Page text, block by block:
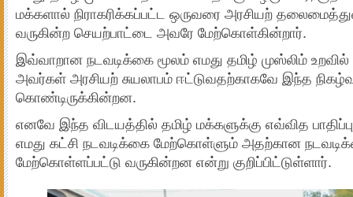
மக்களால் நிராகரிக்கப்பட்ட ஒருவரை அரசியற்
வருகின்ற செயற்பாட்டை அவரே மேற்கொள்கின்றார்.
இவ்வாறான நடவடிக்கை மூலம் எமது தமிழ் முஸ்லிம் உறவில்
அவர்கள் அரசியற் சுயலாபம் ஈட்டுவதற்காகவே இந்த
கொண்டிருக்கின்றன.
எனவே இந்த விடயத்தில் தமிழ் மக்களுக்கு எவ்வித
எமது கட்சி நடவடிக்கை மேற்கொள்ளும் அதற்கான
மேற்கொள்ளப்பட்டு வருகின்றன என்று குறிப்பிட்டுள்ளார்.